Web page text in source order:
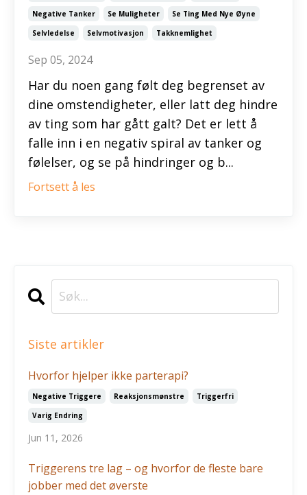
Negative Tanker
Se Muligheter
Se Ting Med Nye Øyne
Selvledelse
Selvmotivasjon Takknemlighet
Sep 05, 2024
Har du noen gang følt deg begrenset av
dine omstendigheter, eller latt deg hindre
av ting som har gått galt? Det er lett å
falle inn i en negativ spiral av tanker og
følelser, og se på hindringer og b...
Fortsett å les
Siste artikler
Hvorfor hjelper ikke parterapi?
Negative Triggere Reaksjonsmønstre
Triggerfri
Varig Endring
Jun 11, 2026
Triggerens tre lag – og hvorfor de fleste bare
jobber med det øverste